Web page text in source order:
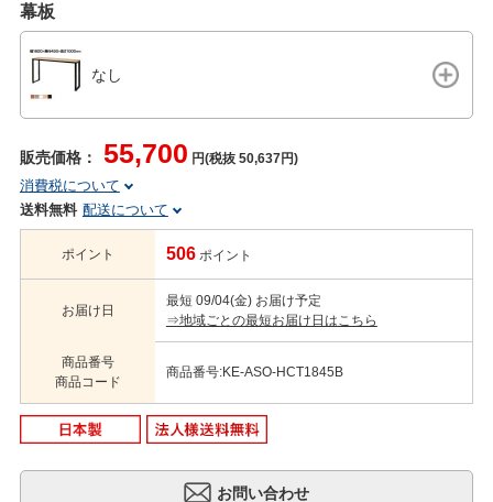
幕板
なし
販売価格： 55,700 円(税抜 50,637円)
消費税について
送料無料 配送について
ポイント 506 ポイント
お届け日
最短 09/04(金) お届け予定
⇒地域ごとの最短お届け日はこちら
商品番号
商品コード
商品番号:KE-ASO-HCT1845B